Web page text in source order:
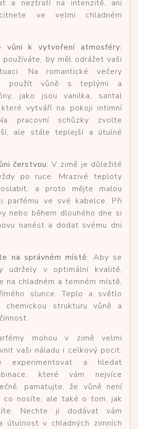
a neztratí na intenzitě, ani
ve velmi chladném
vůni k vytvoření atmosféry:
používáte, by měl odrážet vaši
Na romantické večery
použít vůně s teplými a
jako jsou vanilka, santal
vytváří na pokoji intimní
pracovní schůzky zvolte
ale stále teplejší a útulné
čerstvou: V zimě je důležité
po ruce. Mrazivé teploty
a proto mějte malou
parfému ve své kabelce. Při
nebo během dlouhého dne si
nanést a dodat svému dni
na správném místě: Aby se
udržely v optimální kvalitě,
na chladném a temném místě,
slunce. Teplo a světlo
chemickou strukturu vůně a
mohou v zimě velmi
vaši náladu i celkový pocit.
experimentovat a hledat
které vám nejvíce
pamatujte, že vůně není
co nosíte, ale také o tom, jak
Nechte ji dodávat vám
útulnost v chladných zimních